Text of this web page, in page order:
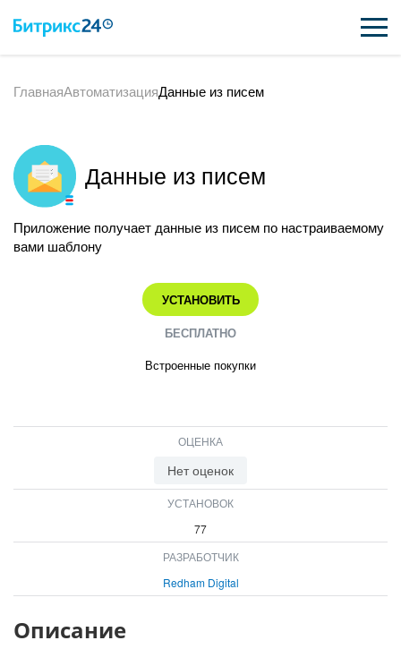
ВОЗМОЖНОСТИ
ИНТЕГРАЦИИ
ПОДДЕРЖКА
ПОЛУЧИТЬ БЕСПЛАТНО
ВХОД
ГлавнаяАвтоматизацияДанные из писем
Данные из писем
Приложение получает данные из писем по настраиваемому
вами шаблону
УСТАНОВИТЬ
БЕСПЛАТНО
Встроенные покупки
ОЦЕНКА
Нет оценок
УСТАНОВОК
77
РАЗРАБОТЧИК
Redham Digital
Описание